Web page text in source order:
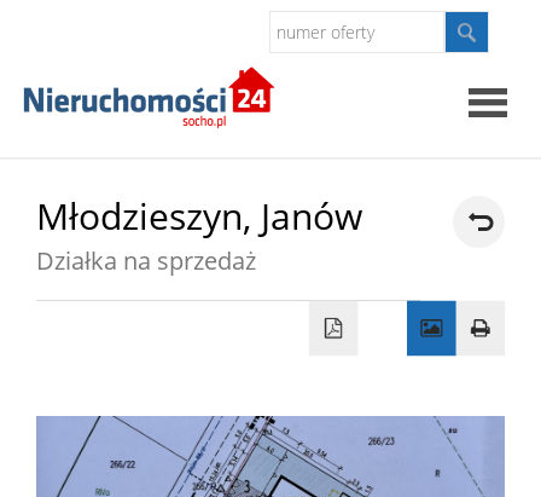
firmie
Młodzieszyn, Janów
Działka na sprzedaż